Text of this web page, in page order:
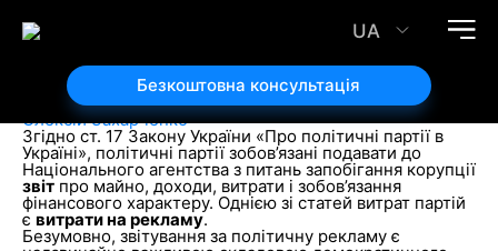
UA
Безкоштовна консультація
звітування за політичну рекламу в мережі
15.05.2024
Автор статті:
Олексій Захарченко
Згідно ст. 17 Закону України «Про політичні партії в
Україні», політичні партії зобов’язані подавати до
Національного агентства з питань запобігання корупції
звітпро майно, доходи, витрати і зобов’язання
фінансового характеру. Однією зі статей витрат партій
є витрати на рекламу.
Безумовно, звітування за політичну рекламу є